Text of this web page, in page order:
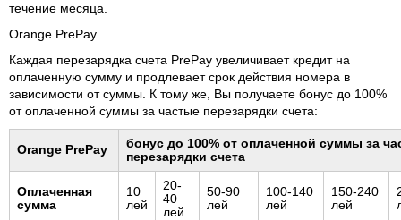
течение месяца.
Orange PrePay
Каждая перезарядка счета PrePay увеличивает кредит на
оплаченную сумму и продлевает срок действия номера в
зависимости от суммы. К тому же, Вы получаете бонус до 100%
от оплаченной суммы за частые перезарядки счета:
Orange PrePay
бонус до 100% от оплаченной суммы за
перезарядки счета
Оплаченная
сумма
10
лей
20-
40
лей
50-90
лей
100-140
лей
150-240
лей